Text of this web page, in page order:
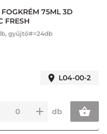
75ML 3D
FRESH
gyűjtő#=24db
L04-00-2
db